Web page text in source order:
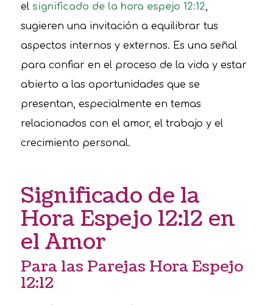
el significado de la hora espejo 12:12
sugieren una invitación a equilibrar tus
aspectos internos y externos. Es una señal
para confiar en el proceso de la vida y estar
abierto a las oportunidades que se
presentan, especialmente en temas
relacionados con el amor, el trabajo y el
crecimiento personal.
Significado de la
Hora Espejo 12:12 en
el Amor
Para las Parejas Hora Espejo
12:12